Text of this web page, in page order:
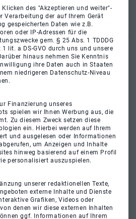
Klicken des "Akzeptieren und weiter"-
Verarbeitung der auf Ihrem Gerät
gespeicherten Daten wie z.B.
oder IP-Adressen für die
gem. § 25 Abs. 1 TDDDG
lit. a DS-GVO durch uns und unsere
hinaus nehmen Sie Kenntnis
ihre Daten auch in Staaten
niedrigeren Datenschutz-Niveau
Finanzierung unseres
spielen wir Ihnen Werbung aus, die
Zu diesem Zweck setzen diese
ein. Hierbei werden auf Ihrem
und ausgelesen oder Informationen
um Anzeigen und Inhalte
hinweg basierend auf einem Profil
personalisiert auszuspielen.
unserer redaktionellen Texte,
externe Inhalte und Dienste
Grafiken, Videos oder
denen wir diese externen Inhalten
ggf. Informationen auf Ihrem